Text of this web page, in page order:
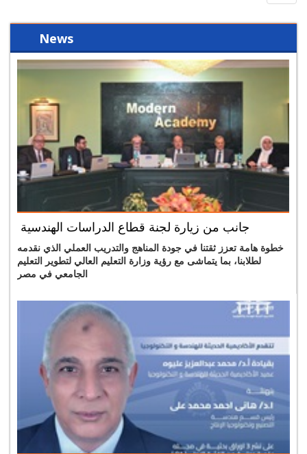
News
جانب من زيارة لجنة قطاع الدراسات الهندسية
خطوة هامة تعزز ثقتنا في جودة المناهج والتدريب العملي الذي نقدمه
لطلابنا، بما يتماشى مع رؤية وزارة التعليم العالي لتطوير التعليم
الجامعي في مصر